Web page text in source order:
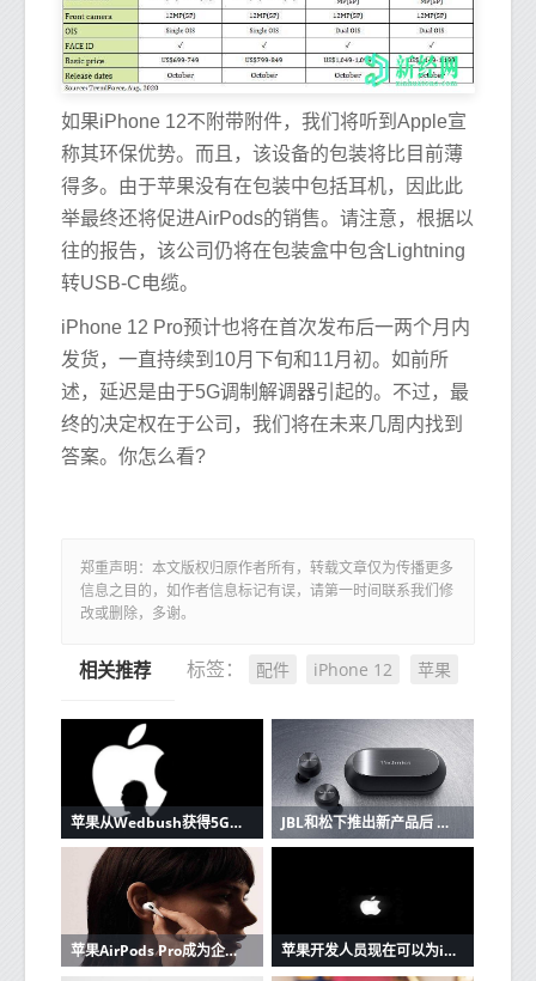
如果iPhone 12不附带附件，我们将听到Apple宣
称其环保优势。而且，该设备的包装将比目前薄
得多。由于苹果没有在包装中包括耳机，因此此
举最终还将促进AirPods的销售。请注意，根据以
往的报告，该公司仍将在包装盒中包含Lightning
转USB-C电缆。
iPhone 12 Pro预计也将在首次发布后一两个月内
发货，一直持续到10月下旬和11月初。如前所
述，延迟是由于5G调制解调器引起的。不过，最
终的决定权在于公司，我们将在未来几周内找到
答案。你怎么看?
郑重声明：本文版权归原作者所有，转载文章仅为传播更多
信息之目的，如作者信息标记有误，请第一时间联系我们修
改或删除，多谢。
标签： 配件 iPhone 12 苹果
相关推荐
苹果从Wedbush获得5G潜在看涨信号 JBL和松下推出新产品后 苹果AirPods的竞争加剧
苹果AirPods Pro成为企业家最好朋友的3个原因 苹果开发人员现在可以为iOS和Mac应用程序创建单一购买的应用程序版本